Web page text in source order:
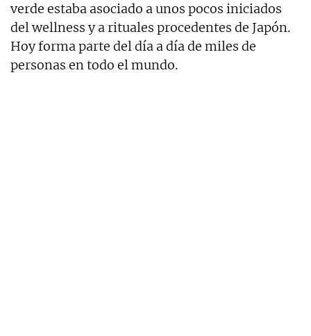
verde estaba asociado a unos pocos iniciados
del wellness y a rituales procedentes de Japón.
Hoy forma parte del día a día de miles de
personas en todo el mundo.